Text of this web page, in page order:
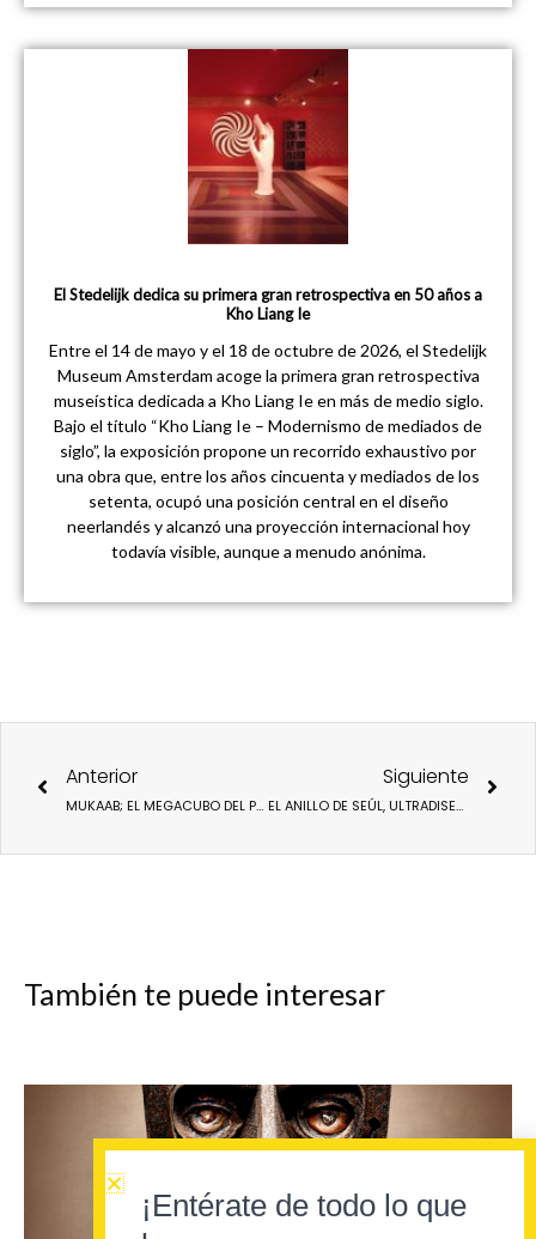
El Stedelijk dedica su primera gran retrospectiva en 50 años a
Kho Liang Ie
Entre el 14 de mayo y el 18 de octubre de 2026, el Stedelijk
Museum Amsterdam acoge la primera gran retrospectiva
museística dedicada a Kho Liang Ie en más de medio siglo.
Bajo el título “Kho Liang Ie – Modernismo de mediados de
siglo”, la exposición propone un recorrido exhaustivo por
una obra que, entre los años cincuenta y mediados de los
setenta, ocupó una posición central en el diseño
neerlandés y alcanzó una proyección internacional hoy
todavía visible, aunque a menudo anónima.
Anterior
MUKAAB; EL MEGACUBO DEL PRINCIPE SAUDI BIN SALMAN
Siguiente
EL ANILLO DE SEÚL, ULTRADISEÑO Y SOSTENIBILIDAD A GRAN ESCALA
También te puede interesar
¡Entérate de todo lo que